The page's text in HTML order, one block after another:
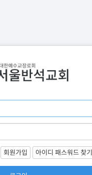
회원가입 아이디 패스워드 찾기